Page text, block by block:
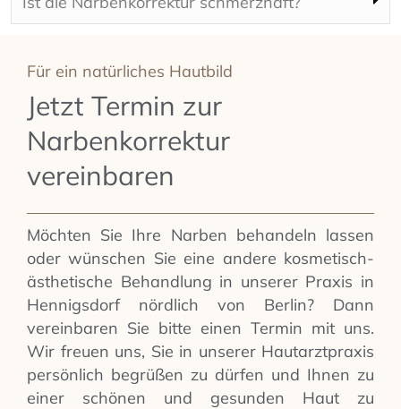
Für ein natürliches Hautbild
Jetzt Termin zur
Narbenkorrektur
vereinbaren
Möchten Sie Ihre Narben behandeln lassen
oder wünschen Sie eine andere kosmetisch-
ästhetische Behandlung in unserer Praxis in
Hennigsdorf nördlich von Berlin? Dann
vereinbaren Sie bitte einen Termin mit uns.
Wir freuen uns, Sie in unserer Hautarztpraxis
persönlich begrüßen zu dürfen und Ihnen zu
einer schönen und gesunden Haut zu